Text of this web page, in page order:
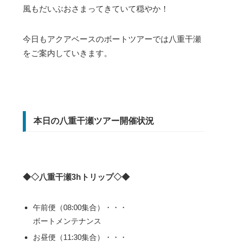
風もだいぶおさまってきていて穏やか！
今日もアクアベースのボートツアーでは八重干瀬
をご案内していきます。
本日の八重干瀬ツアー開催状況
◆◇八重干瀬3hトリップ◇◆
午前便（08:00集合）・・・
ボートメンテナンス
お昼便（11:30集合）・・・